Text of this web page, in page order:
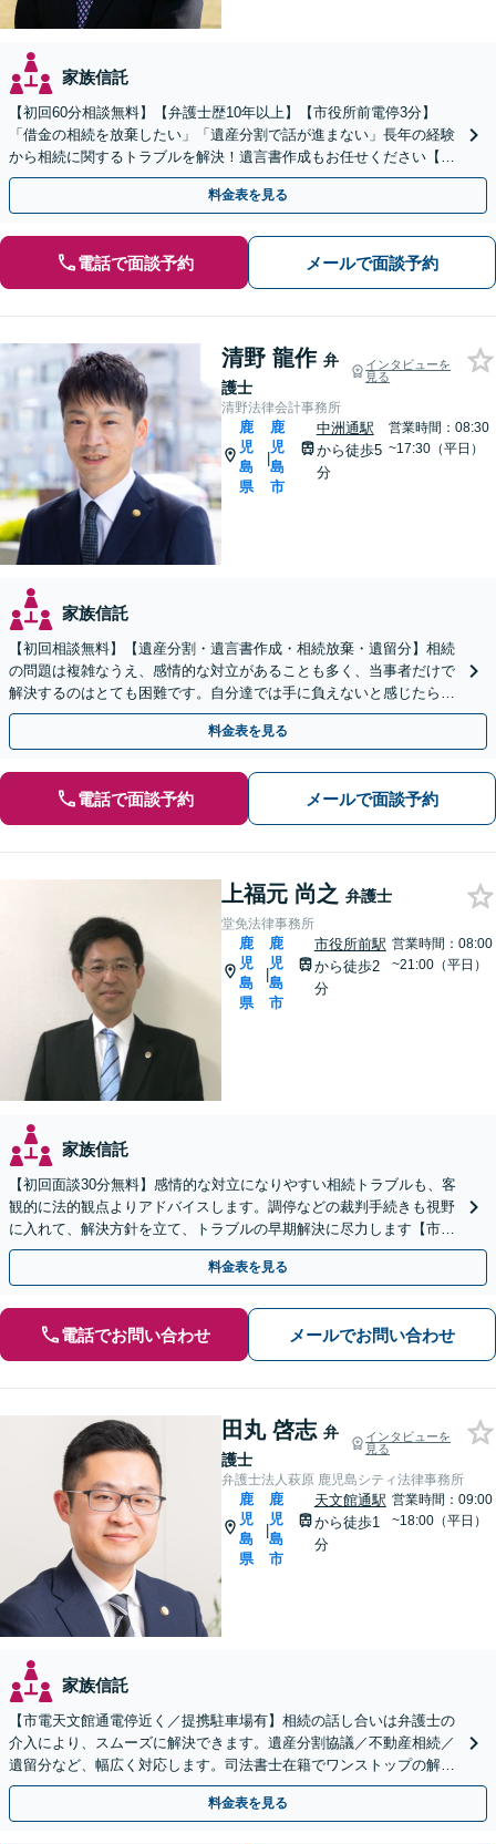
家族信託
【初回60分相談無料】【弁護士歴10年以上】【市役所前電停3分】
「借金の相続を放棄したい」「遺産分割で話が進まない」長年の経験
から相続に関するトラブルを解決！遺言書作成もお任せください【出
張遺言書作成サービス有り】
料金表を見る
電話で面談予約 メールで面談予約
清野 龍作 弁
護士
インタビューを
見る
清野法律会計事務所
鹿
児
島
県
|
鹿
児
島
市
中洲通駅
から徒歩5
分
営業時間：08:30
~17:30（平日）
家族信託
【初回相談無料】【遺産分割・遺言書作成・相続放棄・遺留分】相続
の問題は複雑なうえ、感情的な対立があることも多く、当事者だけで
解決するのはとても困難です。自分達では手に負えないと感じたら、
お早めにご相談ください。
料金表を見る
電話で面談予約 メールで面談予約
上福元 尚之 弁護士
堂免法律事務所
鹿
児
島
県
|
鹿
児
島
市
市役所前駅
から徒歩2
分
営業時間：08:00
~21:00（平日）
家族信託
【初回面談30分無料】感情的な対立になりやすい相続トラブルも、客
観的に法的観点よりアドバイスします。調停などの裁判手続きも視野
に入れて、解決方針を立て、トラブルの早期解決に尽力します【市役
所前2分】【休日・夜間面談OK】
料金表を見る
電話でお問い合わせ メールでお問い合わせ
田丸 啓志 弁
護士
インタビューを
見る
弁護士法人萩原 鹿児島シティ法律事務所
鹿
児
島
県
|
鹿
児
島
市
天文館通駅
から徒歩1
分
営業時間：09:00
~18:00（平日）
家族信託
【市電天文館通電停近く／提携駐車場有】相続の話し合いは弁護士の
介入により、スムーズに解決できます。遺産分割協議／不動産相続／
遺留分など、幅広く対応します。司法書士在籍でワンストップの解決
が可能。【夜間・休日相談可能】
料金表を見る